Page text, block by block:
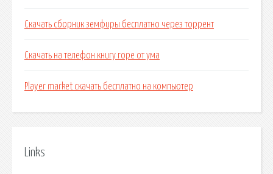
Скачать сборник земфиры бесплатно через торрент
Скачать на телефон книгу горе от ума
Player market скачать бесплатно на компьютер
Links